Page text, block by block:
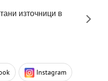
източници в
Instagram